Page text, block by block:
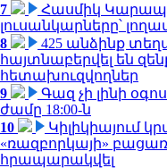
7
Հասմիկ
լուսանկարները՝
8
425 անձինք
հայտնաբերվել են
հետախուզվողներ
9
Գազ չի լինի
ժամը 18:00-ն
10
Կիլիկիայում
«ռազբորկայի»
հրապարակվել